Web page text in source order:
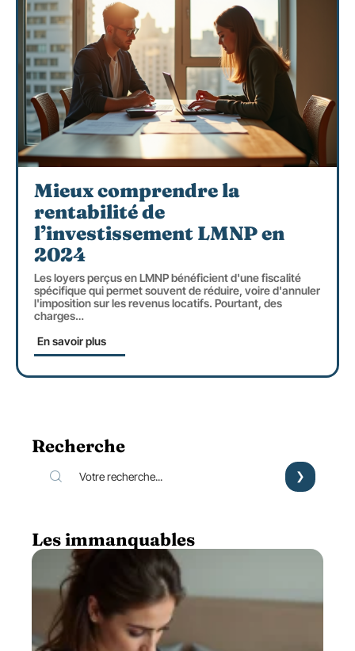
Mieux comprendre la
rentabilité de
l’investissement LMNP en
2024
Les loyers perçus en LMNP bénéficient d'une fiscalité
spécifique qui permet souvent de réduire, voire d'annuler
l'imposition sur les revenus locatifs. Pourtant, des
charges…
En savoir plus
Recherche
Les immanquables